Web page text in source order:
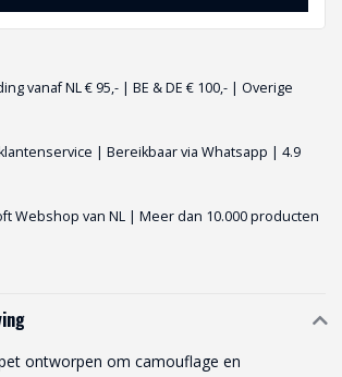
vanaf NL € 95,- | BE & DE € 100,- | Overige
| Bereikbaar via Whatsapp | 4.9
Webshop van NL | Meer dan 10.000 producten
ontworpen om camouflage en